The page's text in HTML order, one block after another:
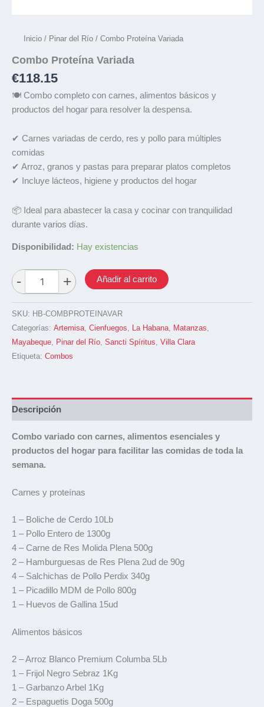
Inicio / Pinar del Río / Combo Proteína Variada
Combo Proteína Variada
€118.15
🍽️ Combo completo con carnes, alimentos básicos y
productos del hogar para resolver la despensa.
✔ Carnes variadas de cerdo, res y pollo para múltiples
comidas
✔ Arroz, granos y pastas para preparar platos completos
✔ Incluye lácteos, higiene y productos del hogar
📦 Ideal para abastecer la casa y cocinar con tranquilidad
durante varios días.
Disponibilidad: Hay existencias
Añadir al carrito
SKU: HB-COMBPROTEINAVAR
Categorías: Artemisa, Cienfuegos, La Habana, Matanzas,
Mayabeque, Pinar del Río, Sancti Spíritus, Villa Clara
Etiqueta: Combos
Descripción
Combo variado con carnes, alimentos esenciales y
productos del hogar para facilitar las comidas de toda la
semana.
Carnes y proteínas
1 – Boliche de Cerdo 10Lb
1 – Pollo Entero de 1300g
4 – Carne de Res Molida Plena 500g
2 – Hamburguesas de Res Plena 2ud de 90g
4 – Salchichas de Pollo Perdix 340g
1 – Picadillo MDM de Pollo 800g
1 – Huevos de Gallina 15ud
Alimentos básicos
2 – Arroz Blanco Premium Columba 5Lb
1 – Frijol Negro Sebraz 1Kg
1 – Garbanzo Arbel 1Kg
2 – Espaguetis Doga 500g